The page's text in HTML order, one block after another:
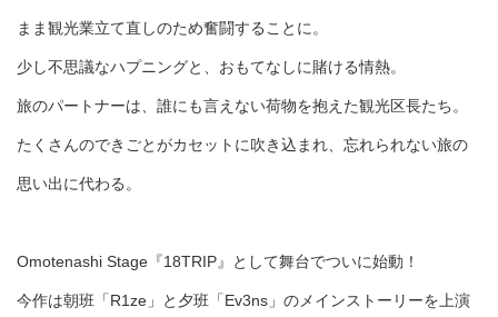
まま観光業立て直しのため奮闘することに。
少し不思議なハプニングと、おもてなしに賭ける情熱。
旅のパートナーは、誰にも言えない荷物を抱えた観光区長たち。
たくさんのできごとがカセットに吹き込まれ、忘れられない旅の
思い出に代わる。
Omotenashi Stage『18TRIP』として舞台でついに始動！
今作は朝班「R1ze」と夕班「Ev3ns」のメインストーリーを上演